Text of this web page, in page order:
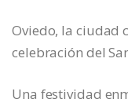
Oviedo, la ciudad
celebración del
Una festividad